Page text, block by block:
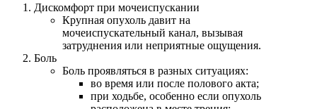
Дискомфорт при мочеиспускании
Крупная опухоль давит на
мочеиспускательный канал, вызывая
затруднения или неприятные ощущения.
Боль
Боль проявляться в разных ситуациях:
во время или после полового акта;
при ходьбе, особенно если опухоль